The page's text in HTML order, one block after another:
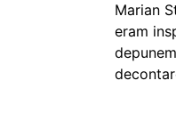
Marian
eram